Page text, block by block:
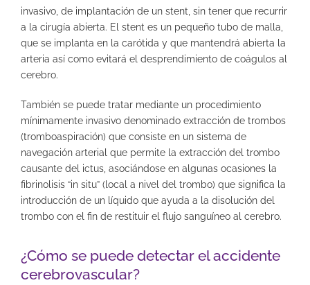
invasivo, de implantación de un stent, sin tener que recurrir
a la cirugía abierta. El stent es un pequeño tubo de malla,
que se implanta en la carótida y que mantendrá abierta la
arteria así como evitará el desprendimiento de coágulos al
cerebro.
También se puede tratar mediante un procedimiento
mínimamente invasivo denominado extracción de trombos
(tromboaspiración) que consiste en un sistema de
navegación arterial que permite la extracción del trombo
causante del ictus, asociándose en algunas ocasiones la
fibrinolisis “in situ” (local a nivel del trombo) que significa la
introducción de un líquido que ayuda a la disolución del
trombo con el fin de restituir el flujo sanguíneo al cerebro.
¿Cómo se puede detectar el accidente
cerebrovascular?